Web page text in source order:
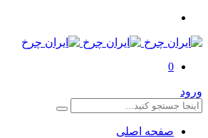
0
ورود
صفحه اصلی